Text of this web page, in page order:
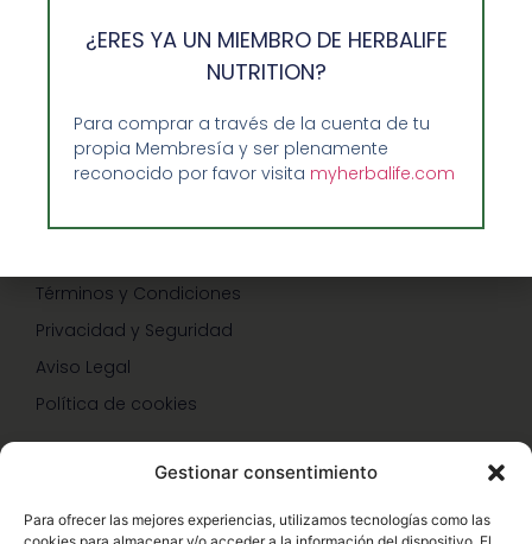
Gestionar consentimiento
Para ofrecer las mejores experiencias, utilizamos tecnologías como las
Guía de Compra
Precios-Envíos-Formas de Pago
Contáctenos
Términos y Condiciones
Privacidad y Seguridad
Aviso Legal
Política de cookies
¿ERES YA UN MIEMBRO DE HERBALIFE
NUTRITION?
Para comprar a través de la cuenta de tu
propia Membresía y ser plenamente
reconocido por favor visita myherbalife.com